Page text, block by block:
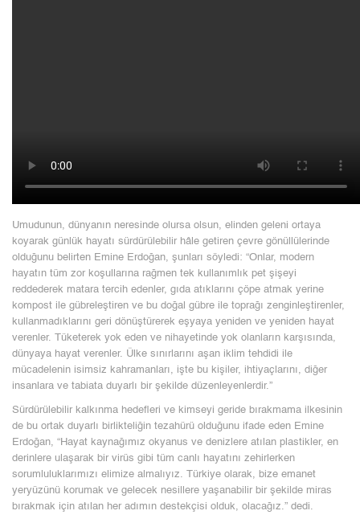
Umudunun, dünyanın neresinde olursa olsun, elinden geleni ortaya
koyarak günlük hayatı sürdürülebilir hâle getiren çevre gönüllülerinde
olduğunu belirten Emine Erdoğan, şunları söyledi: “Onlar, modern
hayatın tüm zor koşullarına rağmen tek kullanımlık pet şişeyi
reddederek matara tercih edenler, gıda atıklarını çöpe atmak yerine
kompost ile gübreleştiren ve bu doğal gübre ile toprağı zenginleştirenler,
kullanmadıklarını geri dönüştürerek eşyaya yeniden ve yeniden hayat
verenler. Tüketerek yok eden ve nihayetinde yok olanların karşısında,
dünyaya hayat verenler. Ülke sınırlarını aşan iklim tehdidi ile
mücadelenin isimsiz kahramanları, işte bu kişiler, ihtiyaçlarını, diğer
insanlara ve tabiata duyarlı bir şekilde düzenleyenlerdir.”
Sürdürülebilir kalkınma hedefleri ve kimseyi geride bırakmama ilkesinin
de bu ortak duyarlı birlikteliğin tezahürü olduğunu ifade eden Emine
Erdoğan, “Hayat kaynağımız okyanus ve denizlere atılan plastikler, en
derinlere ulaşarak bir virüs gibi tüm canlı hayatını zehirlerken
sorumluluklarımızı elimize almalıyız. Türkiye olarak, bize emanet
yeryüzünü korumak ve gelecek nesillere yaşanabilir bir şekilde miras
bırakmak için atılan her adımın destekçisi olduk, olacağız.” dedi.